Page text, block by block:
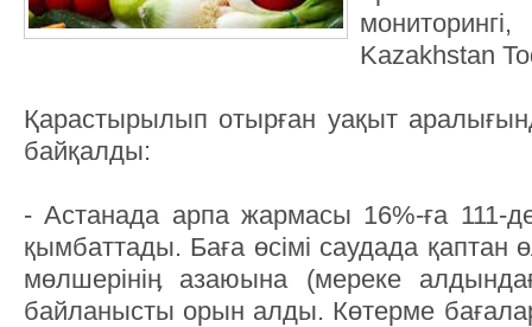
Kazakhstan
Қарастырылып отырған уақыт
байқалды:
- Астанада арпа жармасы 16%-ға 111-
қымбаттады. Баға өсімі саудада қаптан
мөлшерініӊ азаюына (мереке
байланысты орын алды. Көтерме бағалар